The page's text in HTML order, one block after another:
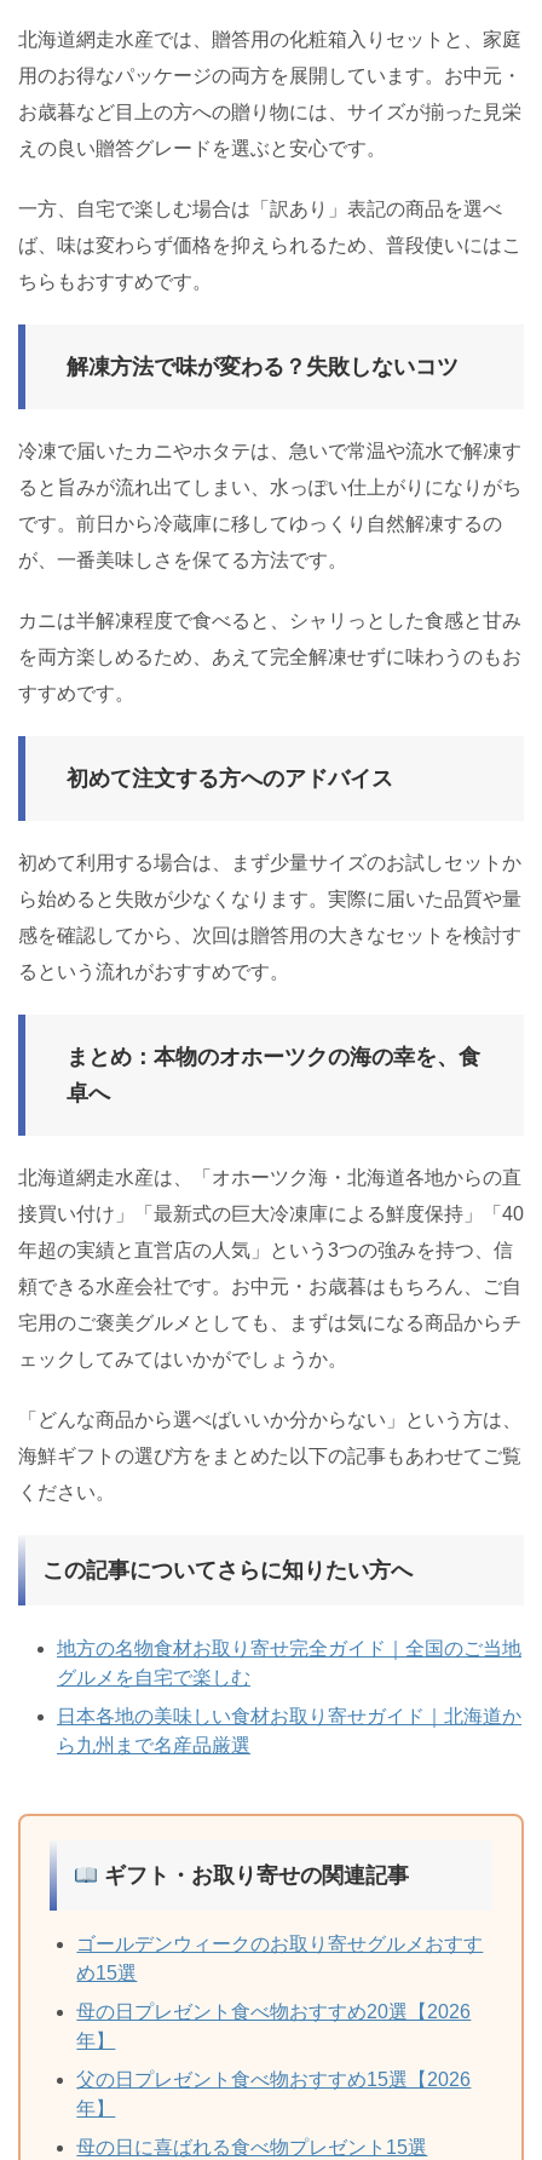
北海道網走水産では、贈答用の化粧箱入りセットと、家庭
用のお得なパッケージの両方を展開しています。お中元・
お歳暮など目上の方への贈り物には、サイズが揃った見栄
えの良い贈答グレードを選ぶと安心です。
一方、自宅で楽しむ場合は「訳あり」表記の商品を選べ
ば、味は変わらず価格を抑えられるため、普段使いにはこ
ちらもおすすめです。
解凍方法で味が変わる？失敗しないコツ
冷凍で届いたカニやホタテは、急いで常温や流水で解凍す
ると旨みが流れ出てしまい、水っぽい仕上がりになりがち
です。前日から冷蔵庫に移してゆっくり自然解凍するの
が、一番美味しさを保てる方法です。
カニは半解凍程度で食べると、シャリっとした食感と甘み
を両方楽しめるため、あえて完全解凍せずに味わうのもお
すすめです。
初めて注文する方へのアドバイス
初めて利用する場合は、まず少量サイズのお試しセットか
ら始めると失敗が少なくなります。実際に届いた品質や量
感を確認してから、次回は贈答用の大きなセットを検討す
るという流れがおすすめです。
まとめ：本物のオホーツクの海の幸を、食
卓へ
北海道網走水産は、「オホーツク海・北海道各地からの直
接買い付け」「最新式の巨大冷凍庫による鮮度保持」「40
年超の実績と直営店の人気」という3つの強みを持つ、信
頼できる水産会社です。お中元・お歳暮はもちろん、ご自
宅用のご褒美グルメとしても、まずは気になる商品からチ
ェックしてみてはいかがでしょうか。
「どんな商品から選べばいいか分からない」という方は、
海鮮ギフトの選び方をまとめた以下の記事もあわせてご覧
ください。
この記事についてさらに知りたい方へ
地方の名物食材お取り寄せ完全ガイド｜全国のご当地
グルメを自宅で楽しむ
日本各地の美味しい食材お取り寄せガイド｜北海道か
ら九州まで名産品厳選
ギフト・お取り寄せの関連記事
ゴールデンウィークのお取り寄せグルメおすす
め15選
母の日プレゼント食べ物おすすめ20選【2026
年】
父の日プレゼント食べ物おすすめ15選【2026
年】
母の日に喜ばれる食べ物プレゼント15選